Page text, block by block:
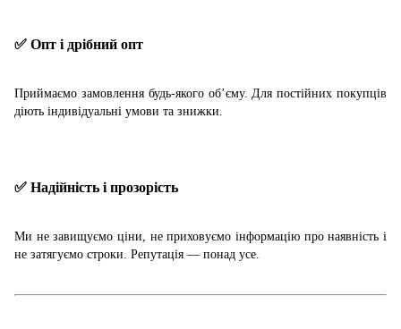
✅ Опт і дрібний опт
Приймаємо замовлення будь-якого об’єму. Для постійних покупців
діють індивідуальні умови та знижки.
✅ Надійність і прозорість
Ми не завищуємо ціни, не приховуємо інформацію про наявність і
не затягуємо строки. Репутація — понад усе.